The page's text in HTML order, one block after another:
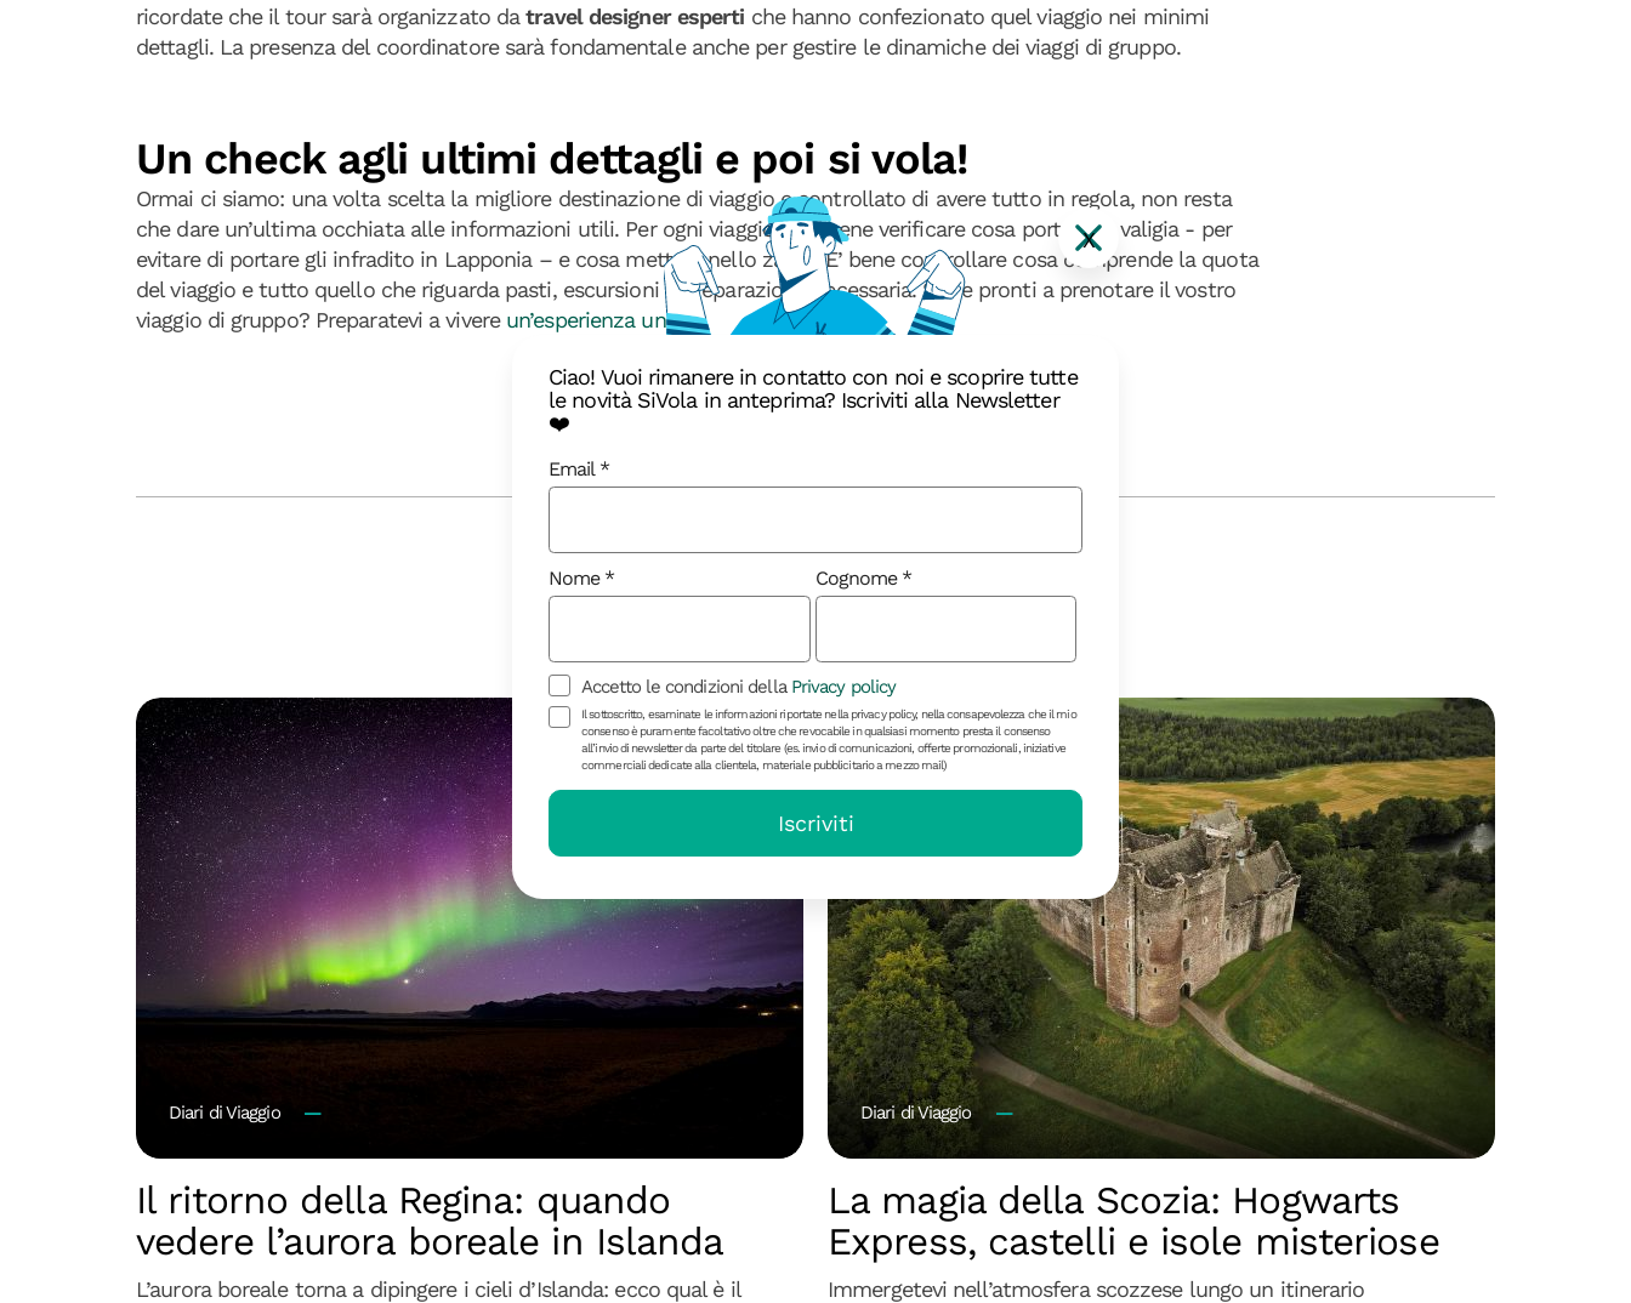
ricordate che il tour sarà organizzato datravel designer esperti che hanno confezionato quel viaggio nei minimi
dettagli. La presenza del coordinatore sarà fondamentale anche per gestire le dinamiche dei viaggi di gruppo.
Un check agli ultimi dettagli e poi si vola!
Ormai ci siamo: una volta scelta la migliore destinazione di viaggio e controllato di avere tutto in regola, non resta
che dare un’ultima occhiata alle informazioni utili. Per ogni viaggio sarà bene verificare cosa portare in valigia - per
evitare di portare gli infradito in Lapponia – e cosa mettere nello zaino. E’ bene controllare cosa comprende la quota
del viaggio e tutto quello che riguarda pasti, escursioni e preparazione necessaria. Siete pronti a prenotare il vostro
viaggio di gruppo? Preparatevi a vivere un’esperienza unica.
Leggi anche
Diari di Viaggio
Il ritorno della Regina: quando
vedere l’aurora boreale in Islanda
L’aurora boreale torna a dipingere i cieli d’Islanda: ecco qual è il
Diari di Viaggio
La magia della Scozia: Hogwarts
Express, castelli e isole misteriose
Immergetevi nell’atmosfera scozzese lungo un itinerario
X
Ciao! Vuoi rimanere in contatto con noi e scoprire tutte
le novità SiVola in anteprima? Iscriviti alla Newsletter
❤️
Email
Nome Cognome
Accetto le condizioni della Privacy policy
Il sottoscritto, esaminate le informazioni riportate nella privacy policy, nella consapevolezza che il mio
consenso è puramente facoltativo oltre che revocabile in qualsiasi momento presta il consenso
all’invio di newsletter da parte del titolare (es. invio di comunicazioni, offerte promozionali, iniziative
commerciali dedicate alla clientela, materiale pubblicitario a mezzo mail)
Iscriviti